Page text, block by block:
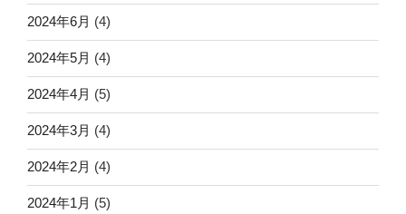
2024年6月 (4)
2024年5月 (4)
2024年4月 (5)
2024年3月 (4)
2024年2月 (4)
2024年1月 (5)